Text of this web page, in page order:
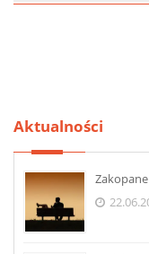
Aktualności